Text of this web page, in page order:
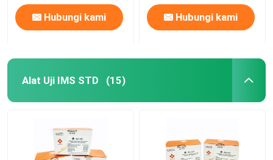
Hubungi kami Hubungi kami
Alat Uji IMS STD (15)